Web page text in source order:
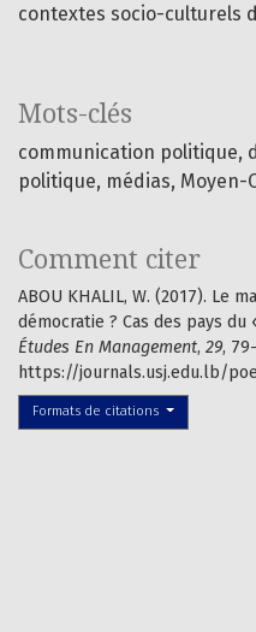
Mots-clés
communication politique,
politique, médias, Moyen-
Comment citer
ABOU KHALIL, W. (2017). Le
démocratie ? Cas des pays
Études En Management, 29,
https://journals.usj.edu.lb/
Formats de citations
contextes socio-culturels